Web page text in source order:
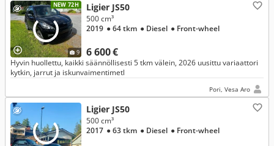
NEW 72H
9
Ligier JS50
6 600 €
500 cm³
2019 ● 64 tkm ● Diesel ● Front-wheel
Hyvin huollettu, kaikki säännöllisesti 5 tkm välein, 2026 uusittu variaattori
kytkin, jarrut ja iskunvaimentimetl
Pori, Vesa Aro
Ligier JS50
500 cm³
2017 ● 63 tkm ● Diesel ● Front-wheel